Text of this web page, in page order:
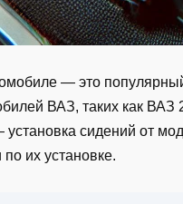
— это
ВАЗ, таких как ВАЗ
сидений от
их установке.